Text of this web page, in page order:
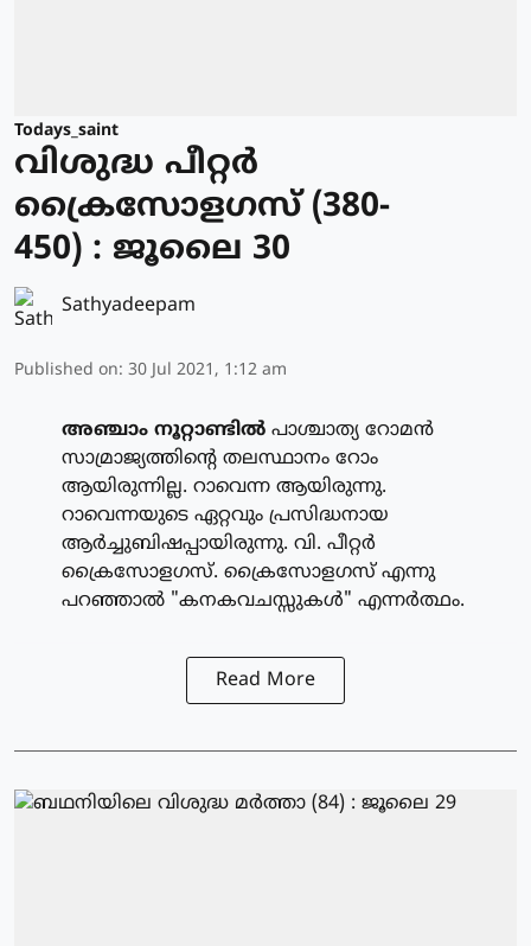
Todays_saint
വിശുദ്ധ പീറ്റര്‍
ക്രൈസോളഗസ് (380-
450) : ജൂലൈ 30
Sathyadeepam
Published on: 30 Jul 2021, 1:12 am
അഞ്ചാം നൂറ്റാണ്ടില്‍ പാശ്ചാത്യ റോമന്‍
സാമ്രാജ്യത്തിന്റെ തലസ്ഥാനം റോം
ആയിരുന്നില്ല. റാവെന്ന ആയിരുന്നു.
റാവെന്നയുടെ ഏറ്റവും പ്രസിദ്ധനായ
ആര്‍ച്ചുബിഷപ്പായിരുന്നു. വി. പീറ്റര്‍
ക്രൈസോളഗസ്. ക്രൈസോളഗസ് എന്നു
പറഞ്ഞാല്‍ "കനകവചസ്സുകള്‍" എന്നര്‍ത്ഥം.
Read More